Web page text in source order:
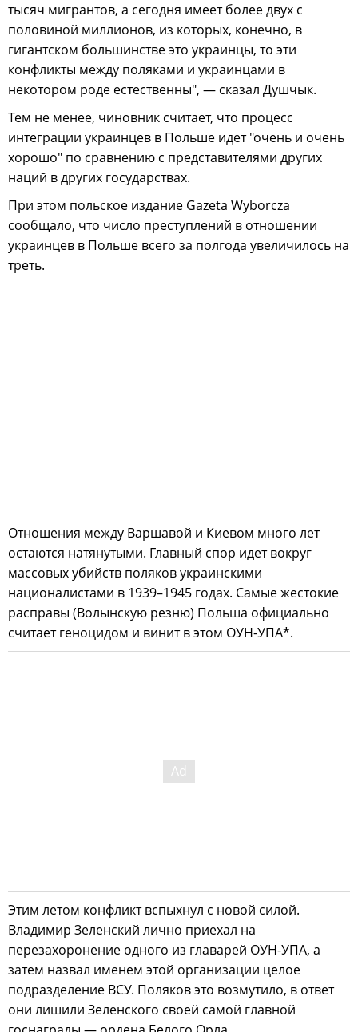
тысяч мигрантов, а сегодня имеет более двух с
половиной миллионов, из которых, конечно, в
гигантском большинстве это украинцы, то эти
конфликты между поляками и украинцами в
некотором роде естественны", — сказал Душчык.
Тем не менее, чиновник считает, что процесс
интеграции украинцев в Польше идет "очень и очень
хорошо" по сравнению с представителями других
наций в других государствах.
При этом польское издание Gazeta Wyborcza
сообщало, что число преступлений в отношении
украинцев в Польше всего за полгода увеличилось на
треть.
Отношения между Варшавой и Киевом много лет
остаются натянутыми. Главный спор идет вокруг
массовых убийств поляков украинскими
националистами в 1939–1945 годах. Самые жестокие
расправы (Волынскую резню) Польша официально
считает геноцидом и винит в этом ОУН-УПА*.
Этим летом конфликт вспыхнул с новой силой.
Владимир Зеленский лично приехал на
перезахоронение одного из главарей ОУН-УПА, а
затем назвал именем этой организации целое
подразделение ВСУ. Поляков это возмутило, в ответ
они лишили Зеленского своей самой главной